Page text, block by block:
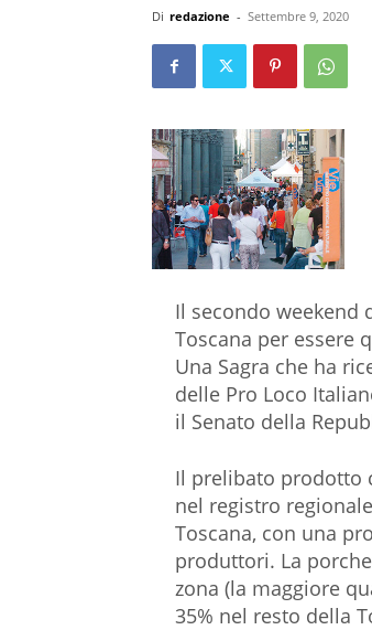
Di redazione - Settembre 9, 2020
Il secondo weekend
Toscana per essere
Una Sagra che ha
delle Pro Loco
il Senato della
Il prelibato prodotto
nel registro
Toscana, con una
produttori. La
zona (la maggiore
35% nel resto della